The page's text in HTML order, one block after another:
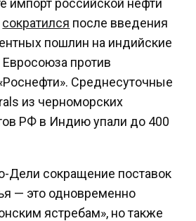
импорт российской нефти
сократился после введения
пошлин на индийские
против
Среднесуточные
из черноморских
РФ в Индию упали до 400
Дели сокращение поставок
— это одновременно
ястребам», но также